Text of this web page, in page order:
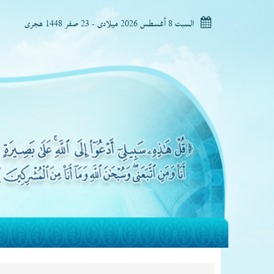
السبت 8 أغسطس 2026 ميلادى - 23 صفر 1448 هجرى